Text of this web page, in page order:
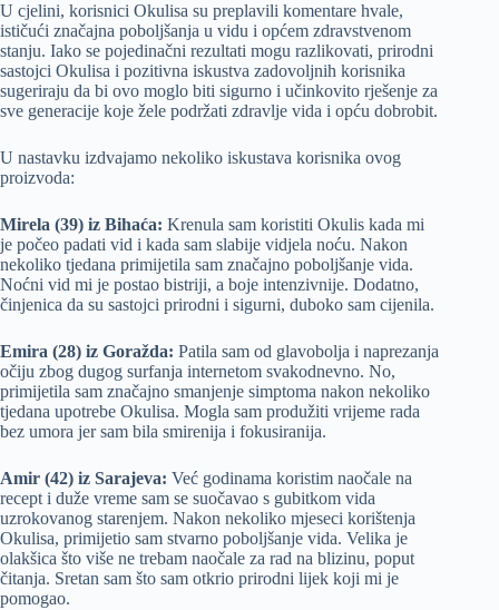
U cjelini, korisnici Okulisa su preplavili komentare hvale,
ističući značajna poboljšanja u vidu i općem zdravstvenom
stanju. Iako se pojedinačni rezultati mogu razlikovati, prirodni
sastojci Okulisa i pozitivna iskustva zadovoljnih korisnika
sugeriraju da bi ovo moglo biti sigurno i učinkovito rješenje za
sve generacije koje žele podržati zdravlje vida i opću dobrobit.
U nastavku izdvajamo nekoliko iskustava korisnika ovog
proizvoda:
Mirela (39) iz Bihaća: Krenula sam koristiti Okulis kada mi
je počeo padati vid i kada sam slabije vidjela noću. Nakon
nekoliko tjedana primijetila sam značajno poboljšanje vida.
Noćni vid mi je postao bistriji, a boje intenzivnije. Dodatno,
činjenica da su sastojci prirodni i sigurni, duboko sam cijenila.
Emira (28) iz Goražda: Patila sam od glavobolja i naprezanja
očiju zbog dugog surfanja internetom svakodnevno. No,
primijetila sam značajno smanjenje simptoma nakon nekoliko
tjedana upotrebe Okulisa. Mogla sam produžiti vrijeme rada
bez umora jer sam bila smirenija i fokusiranija.
Amir (42) iz Sarajeva: Već godinama koristim naočale na
recept i duže vreme sam se suočavao s gubitkom vida
uzrokovanog starenjem. Nakon nekoliko mjeseci korištenja
Okulisa, primijetio sam stvarno poboljšanje vida. Velika je
olakšica što više ne trebam naočale za rad na blizinu, poput
čitanja. Sretan sam što sam otkrio prirodni lijek koji mi je
pomogao.